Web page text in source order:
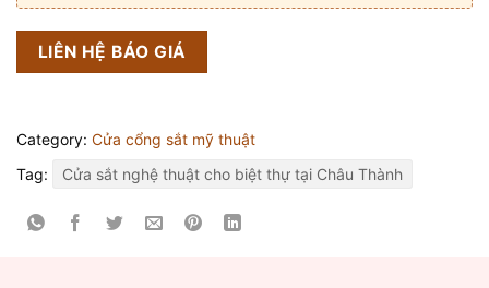
LIÊN HỆ BÁO GIÁ
Category: Cửa cổng sắt mỹ thuật
Tag:
Cửa sắt nghệ thuật cho biệt thự tại Châu Thành